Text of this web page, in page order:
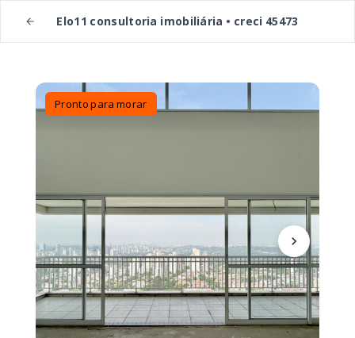
Elo11 consultoria imobiliária • creci 45473
Pronto para morar